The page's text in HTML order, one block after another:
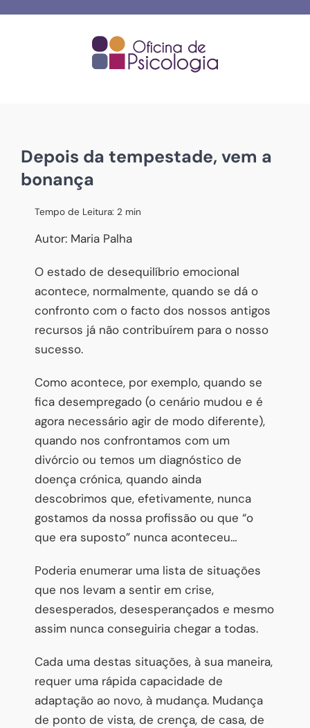
Depois da tempestade, vem a
bonança
Tempo de Leitura: 2 min
Autor: Maria Palha
O estado de desequilíbrio emocional
acontece, normalmente, quando se dá o
confronto com o facto dos nossos antigos
recursos já não contribuírem para o nosso
sucesso.
Como acontece, por exemplo, quando se
fica desempregado (o cenário mudou e é
agora necessário agir de modo diferente),
quando nos confrontamos com um
divórcio ou temos um diagnóstico de
doença crónica, quando ainda
descobrimos que, efetivamente, nunca
gostamos da nossa profissão ou que “o
que era suposto” nunca aconteceu…
Poderia enumerar uma lista de situações
que nos levam a sentir em crise,
desesperados, desesperançados e mesmo
assim nunca conseguiria chegar a todas.
Cada uma destas situações, à sua maneira,
requer uma rápida capacidade de
adaptação ao novo, à mudança. Mudança
de ponto de vista, de crença, de casa, de